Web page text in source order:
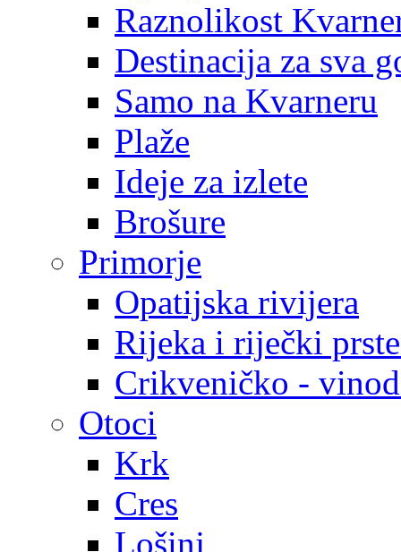
Raznolikost
Destinacija za sva
Samo na Kvarneru
Plaže
Ideje za izlete
Brošure
Primorje
Opatijska rivijera
Rijeka i riječki
Crikveničko -
Otoci
Krk
Cres
Lošinj